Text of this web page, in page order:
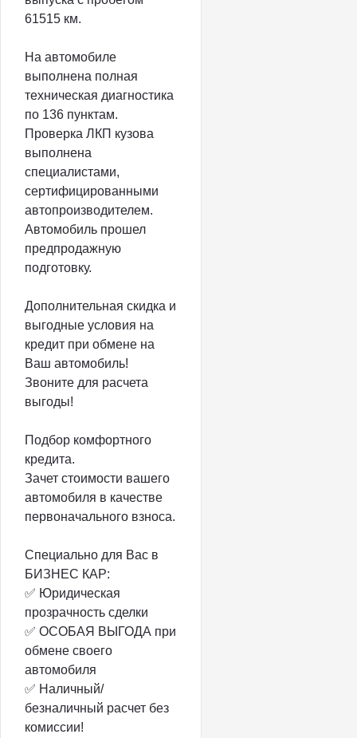
61515 км.
На автомобиле
выполнена полная
техническая диагностика
по 136 пунктам.
Проверка ЛКП кузова
выполнена
специалистами,
сертифицированными
автопроизводителем.
Автомобиль прошел
предпродажную
подготовку.
Дополнительная скидка и
выгодные условия на
кредит при обмене на
Ваш автомобиль!
Звоните для расчета
выгоды!
Подбор комфортного
кредита.
Зачет стоимости вашего
автомобиля в качестве
первоначального взноса.
Специально для Вас в
БИЗНЕС КАР:
✅ Юридическая
прозрачность сделки
✅ ОСОБАЯ ВЫГОДА при
обмене своего
автомобиля
✅ Наличный/
безналичный расчет без
комиссии!